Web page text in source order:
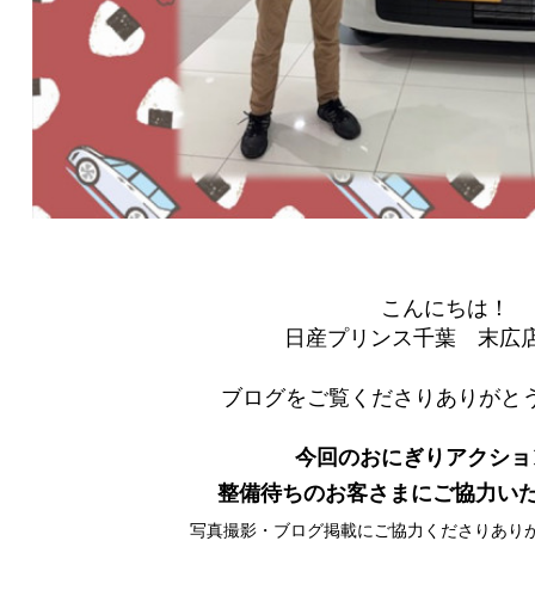
こんにちは！
日産プリンス千葉 末広
ブログをご覧くださりありがと
今回のおにぎりアクシ
整備待ちのお客さまにご協力い
写真撮影・ブログ掲載にご協力くださりあり